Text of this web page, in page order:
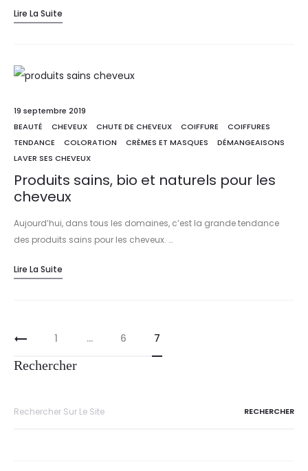
Lire La Suite
19 septembre 2019
BEAUTÉ
CHEVEUX CHUTE DE CHEVEUX COIFFURE
COIFFURES
TENDANCE
COLORATION CRÈMES ET MASQUES
DÉMANGEAISONS
LAVER SES CHEVEUX
Produits sains, bio et naturels pour les
cheveux
Aujourd’hui, dans tous les domaines, c’est la grande tendance
des produits sains pour les cheveux. …
Lire La Suite
1 … 6 7
Rechercher